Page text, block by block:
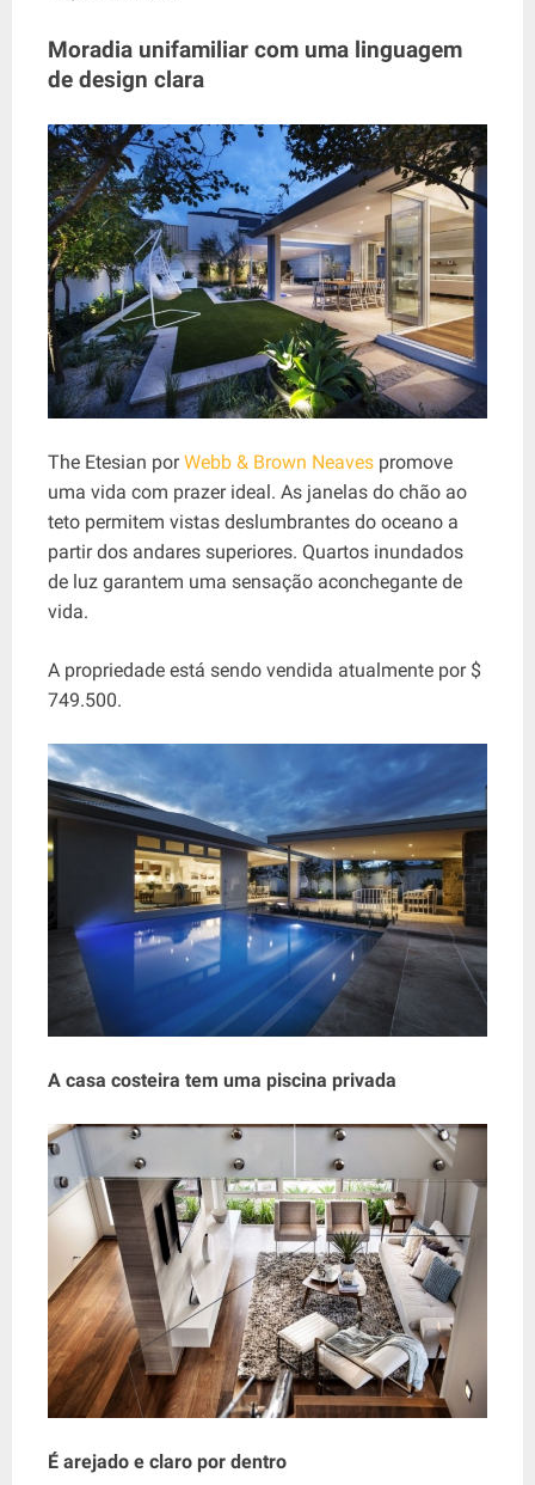
Moradia unifamiliar com uma linguagem
de design clara
The Etesian porWebb & Brown Neaves promove
uma vida com prazer ideal. As janelas do chão ao
teto permitem vistas deslumbrantes do oceano a
partir dos andares superiores. Quartos inundados
de luz garantem uma sensação aconchegante de
vida.
A propriedade está sendo vendida atualmente por $
749.500.
A casa costeira tem uma piscina privada
É arejado e claro por dentro